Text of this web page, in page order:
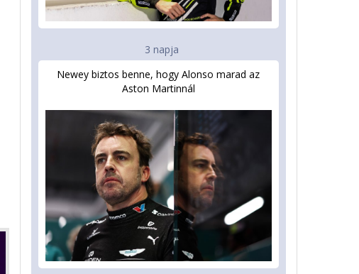
3 napja
Newey biztos benne, hogy Alonso marad az
Aston Martinnál